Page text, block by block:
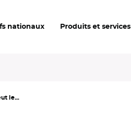
nationaux Produits et services
le...